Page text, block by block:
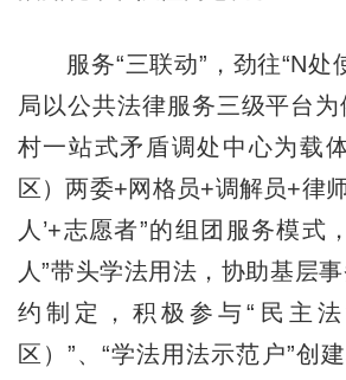
服务“三联动”，劲往“N处
局以公共法律服务三级平台为
村一站式矛盾调处中心为载
区）两委+网格员+调解员+律
人’+志愿者”的组团服务模式
人”带头学法用法，协助基层
约制定，积极参与“民主
区）”、“学法用法示范户”创